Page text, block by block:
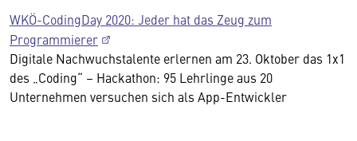
WKÖ-CodingDay 2020: Jeder hat das Zeug zum
Programmierer
Digitale Nachwuchstalente erlernen am 23. Oktober das 1x1
des „Coding“ – Hackathon: 95 Lehrlinge aus 20
Unternehmen versuchen sich als App-Entwickler